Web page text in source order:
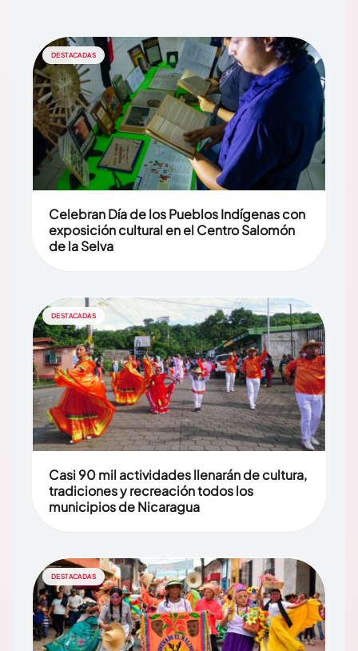
DESTACADAS
Celebran Día de los Pueblos Indígenas con
exposición cultural en el Centro Salomón
de la Selva
DESTACADAS
Casi 90 mil actividades llenarán de cultura,
tradiciones y recreación todos los
municipios de Nicaragua
DESTACADAS